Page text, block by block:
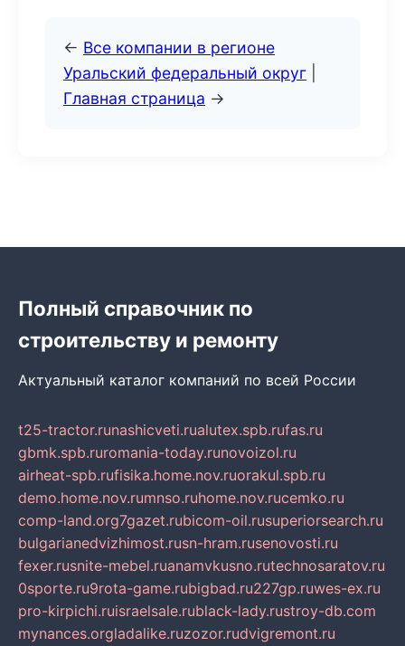
← Все компании в регионе
Уральский федеральный округ
Главная страница →
Полный справочник по
строительству и ремонту
Актуальный каталог компаний по всей России
t25-tractor.runashicveti.rualutex.spb.rufas.ru
gbmk.spb.ruromania-today.runovoizol.ru
airheat-spb.rufisika.home.nov.ruorakul.spb.ru
demo.home.nov.rumnso.ruhome.nov.rucemko.ru
comp-land.org7gazet.rubicom-oil.rusuperiorsearch.ru
bulgarianedvizhimost.rusn-hram.rusenovosti.ru
fexer.rusnite-mebel.ruanamvkusno.rutechnosaratov.ru
0sporte.ru9rota-game.rubigbad.ru227gp.ruwes-ex.ru
pro-kirpichi.ruisraelsale.rublack-lady.rustroy-db.com
mynances.orgladalike.ruzozor.rudvigremont.ru